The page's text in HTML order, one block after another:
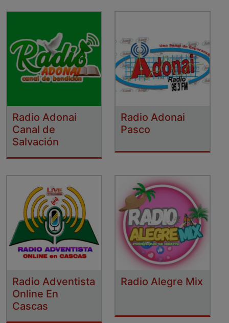
Radio Adonai
Canal de
Salvación
Radio Adonai
Pasco
Radio Adventista
Online En
Cascas
Radio Alegre Mix